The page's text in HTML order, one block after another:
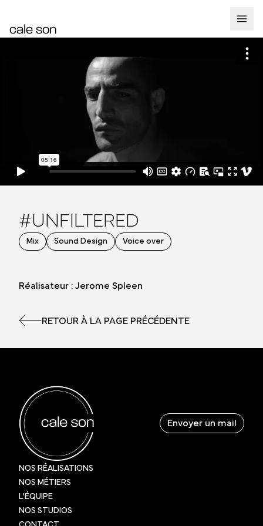
#UNFILTERED
Mix Sound Design Voice over
Réalisateur : Jerome Spleen
RETOUR À LA PAGE PRÉCÉDENTE
Envoyer un mail
NOS RÉALISATIONS
NOS MÉTIERS
L'ÉQUIPE
NOS STUDIOS